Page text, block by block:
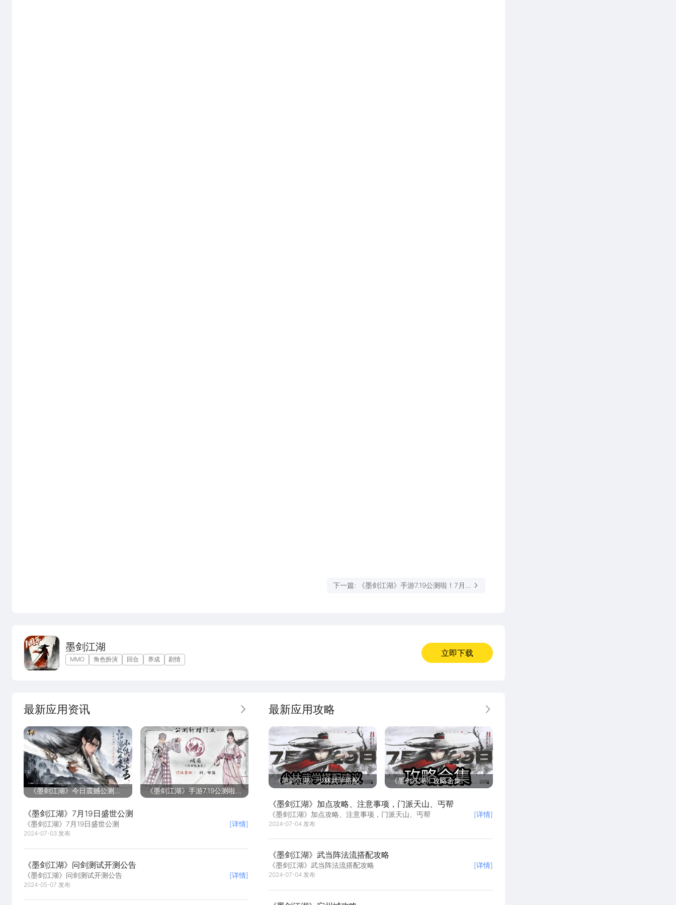
下一篇: 《墨剑江湖》手游7.19公测啦！7月
墨剑江湖
MMO 角色扮演 回合 养成 剧情
立即下载
最新应用资讯 更多
《墨剑江湖》今日震撼公测，
《墨剑江湖》手游7.19公测啦！
《墨剑江湖》7月19日盛世公测
《墨剑江湖》7月19日盛世公测 [详情]
2024-07-03 发布
《墨剑江湖》问剑测试开测公告
《墨剑江湖》问剑测试开测公告 [详情]
2024-05-07 发布
最新应用攻略 更多
《墨剑江湖》少林武学搭配建
《墨剑江湖》攻略合集
《墨剑江湖》加点攻略、注意事项，门派天山、丐帮
《墨剑江湖》加点攻略、注意事项，门派天山、丐帮 [详情]
2024-07-04 发布
《墨剑江湖》武当阵法流搭配攻略
《墨剑江湖》武当阵法流搭配攻略 [详情]
2024-07-04 发布